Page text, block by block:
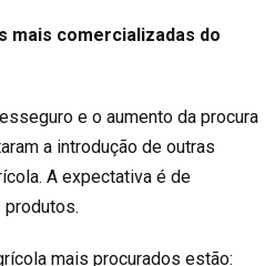
mais comercializadas do
e o aumento da procura
a introdução de outras
A expectativa é de
produtos.
mais procurados estão: